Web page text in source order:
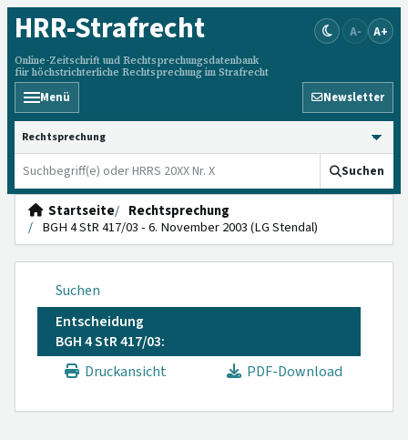
HRR-Strafrecht
Online-Zeitschrift und Rechtsprechungsdatenbank
für höchstrichterliche Rechtsprechung im Strafrecht
A- A+
Menü Newsletter
HRRS durchsuchen
Suchen
Startseite
Rechtsprechung
BGH 4 StR 417/03 - 6. November 2003 (LG Stendal)
Suchen
Entscheidung
BGH 4 StR 417/03:
Druckansicht
PDF-Download